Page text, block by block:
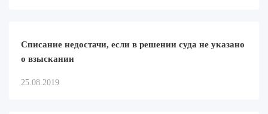
Списание недостачи, если в решении суда не указано
о взыскании
25.08.2019